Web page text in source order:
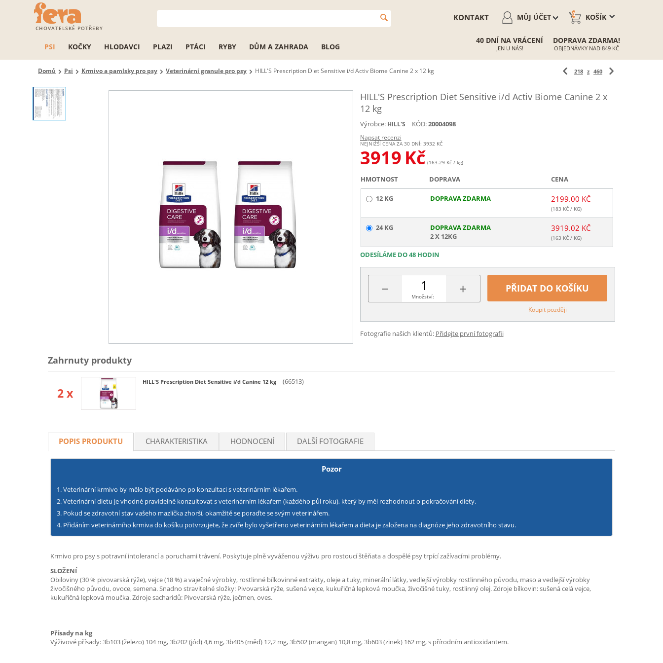
CHOVATELSKÉ POTŘEBY
KOŠÍK
0
MŮJ ÚČET
KONTAKT
PSI KOČKY HLODAVCI PLAZI PTÁCI RYBY DŮM A ZAHRADA BLOG
40 DNÍ NA VRÁCENÍ
JEN U NÁS!
DOPRAVA ZDARMA!
OBJEDNÁVKY NAD 849 KČ
Domů Psi Krmivo a pamlsky pro psy Veterinární granule pro psy HILL'S Prescription Diet Sensitive i/d Activ Biome Canine 2 x 12 kg 218 z 460
HILL'S Prescription Diet Sensitive i/d Activ Biome Canine 2 x
12 kg
Výrobce: HILL'S KÓD:20004098
Napsat recenzi
NEJNIŽŠÍ CENA ZA 30 DNÍ: 3932 KČ
3919 Kč (163.29 Kč / kg)
HMOTNOST DOPRAVA CENA
12 KG DOPRAVA ZDARMA 2199.00 KČ
(183 KČ / KG)
24 KG
DOPRAVA ZDARMA
2 X 12KG
3919.02 KČ
(163 KČ / KG)
ODESÍLÁME DO 48 HODIN
− +
Množství:
PŘIDAT DO KOŠÍKU
Koupit později
Fotografie našich klientů: Přidejte první fotografii
Zahrnuty produkty
2 x
HILL'S Prescription Diet Sensitive i/d Canine 12 kg (66513)
POPIS PRODUKTU CHARAKTERISTIKA HODNOCENÍ DALŠÍ FOTOGRAFIE
Pozor
Veterinární krmivo by mělo být podáváno po konzultaci s veterinárním lékařem.
Veterinární dietu je vhodné pravidelně konzultovat s veterinárním lékařem (každého půl roku), který by měl rozhodnout o pokračování diety.
Pokud se zdravotní stav vašeho mazlíčka zhorší, okamžitě se poraďte se svým veterinářem.
Přidáním veterinárního krmiva do košíku potvrzujete, že zvíře bylo vyšetřeno veterinárním lékařem a dieta je založena na diagnóze jeho zdravotního stavu.
Krmivo pro psy s potravní intolerancí a poruchami trávení. Poskytuje plně vyváženou výživu pro rostoucí štěňata a dospělé psy trpící zažívacími problémy.
SLOŽENÍ
Obiloviny (30 % pivovarská rýže), vejce (18 %) a vaječné výrobky, rostlinné bílkovinné extrakty, oleje a tuky, minerální látky, vedlejší výrobky rostlinného původu, maso a vedlejší výrobky
živočišného původu, ovoce, semena. Snadno stravitelné složky: Pivovarská rýže, sušená vejce, kukuřičná lepková moučka, živočišné tuky, rostlinný olej. Zdroje bílkovin: sušená celá vejce,
kukuřičná lepková moučka. Zdroje sacharidů: Pivovarská rýže, ječmen, oves.
Přísady na kg
Výživové přísady: 3b103 (železo) 104 mg, 3b202 (jód) 4,6 mg, 3b405 (měď) 12,2 mg, 3b502 (mangan) 10,8 mg, 3b603 (zinek) 162 mg, s přírodním antioxidantem.